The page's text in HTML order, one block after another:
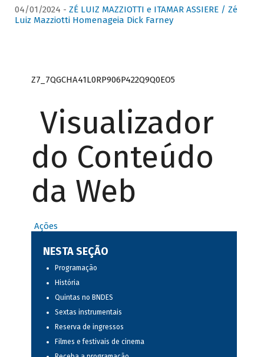
04/01/2024 - ZÉ LUIZ MAZZIOTTI e ITAMAR ASSIERE / Zé
Luiz Mazziotti Homenageia Dick Farney
Z7_7QGCHA41L0RP906P422Q9Q0EO5
Visualizador
do Conteúdo
da Web
Ações
NESTA SEÇÃO
Programação
História
Quintas no BNDES
Sextas instrumentais
Reserva de ingressos
Filmes e festivais de cinema